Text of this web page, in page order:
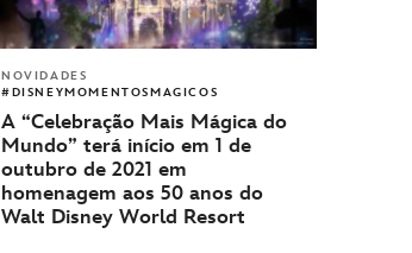
NOVIDADES
#DISNEYMOMENTOSMAGICOS
A “Celebração Mais Mágica do
Mundo” terá início em 1 de
outubro de 2021 em
homenagem aos 50 anos do
Walt Disney World Resort